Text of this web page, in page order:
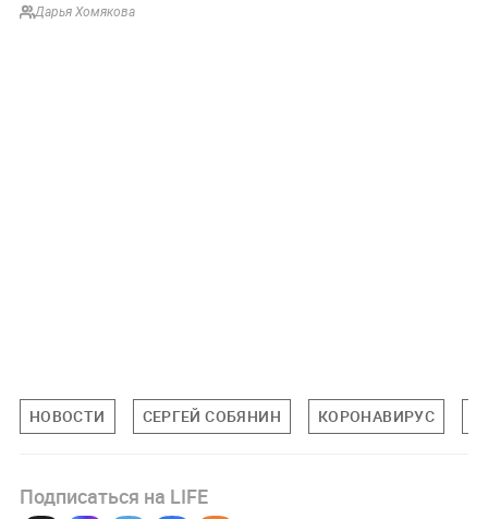
Дарья Хомякова
НОВОСТИ СЕРГЕЙ СОБЯНИН КОРОНАВИРУС
Подписаться на LIFE